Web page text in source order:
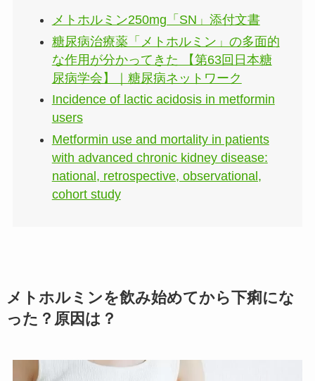
メトホルミン250mg「SN」添付文書
糖尿病治療薬「メトホルミン」の多面的
な作用が分かってきた 【第63回日本糖
尿病学会】｜糖尿病ネットワーク
Incidence of lactic acidosis in metformin
users
Metformin use and mortality in patients
with advanced chronic kidney disease:
national, retrospective, observational,
cohort study
メトホルミンを飲み始めてから下痢にな
った？原因は？